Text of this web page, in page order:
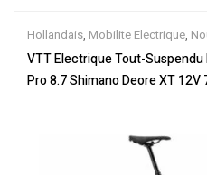
Hollandais, Mobilite Electrique,
Tout-Suspendus ,Vélo électrique
Électriques
VTT Electrique Tout-Suspendu
Pro 8.7 Shimano Deore XT